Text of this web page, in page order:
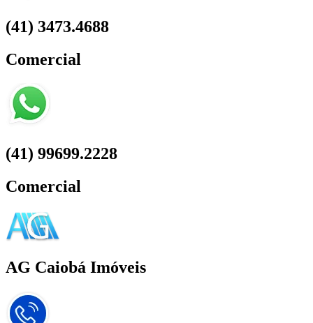
(41) 3473.4688
Comercial
(41) 99699.2228
Comercial
AG Caiobá Imóveis